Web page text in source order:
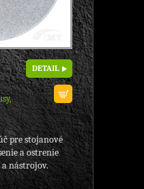
DETAIL
pre stojanové
a ostrenie
nástrojov.